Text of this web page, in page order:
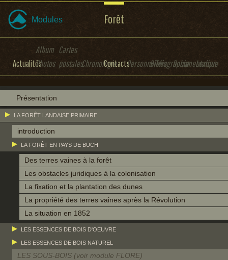
Modules Forêt
Actualités
Album
Photos
Cartes
postalesChronologieContactsPersonnalitésBibliographieDocumentation
Lexique
Présentation
LA FORÊT LANDAISE PRIMAIRE
introduction
LA FORÊT EN PAYS DE BUCH
Des terres vaines à la forêt
Les obstacles juridiques à la colonisation
La fixation et la plantation des dunes
La propriété des terres vaines après la Révolution
La situation en 1852
LES ESSENCES DE BOIS D'OEUVRE
LES ESSENCES DE BOIS NATUREL
LES SOUS-BOIS (voir module FLORE)